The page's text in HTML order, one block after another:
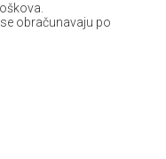
obračunavaju po